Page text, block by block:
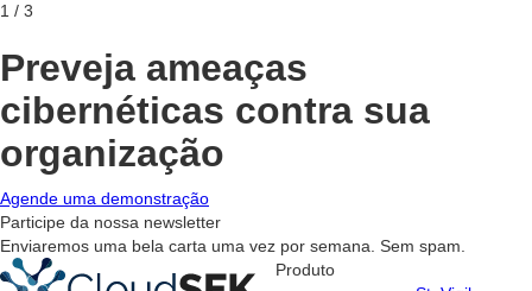
1 / 3
Preveja ameaças
cibernéticas contra sua
organização
Agende uma demonstração
Participe da nossa newsletter
Enviaremos uma bela carta uma vez por semana. Sem spam.
Produto